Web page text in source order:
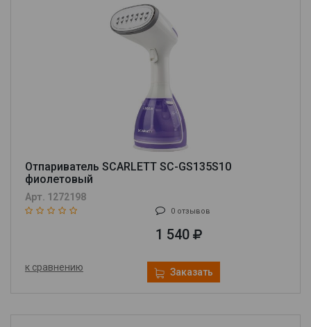
Отпариватель SCARLETT SC-GS135S10
фиолетовый
Арт. 1272198
0 отзывов
1 540
к сравнению Заказать